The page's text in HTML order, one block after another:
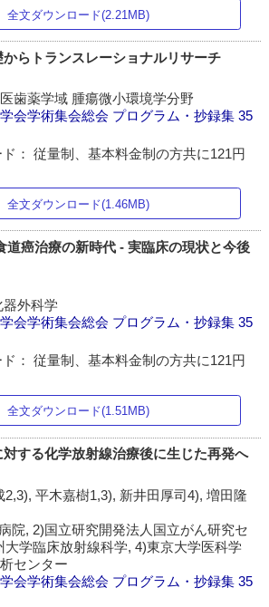
全文ダウンロード(2.21MB)
らトランスレーショナルリサーチ
歯薬学域 腫瘍微小環境学分野
会学術集会総会 プログラム・抄録集 35
： 従量制、基本料金制の方共に121円
全文ダウンロード(1.46MB)
道癌治療の新時代 - 実臨床の現状と今後
器外科学
会学術集会総会 プログラム・抄録集 35
： 従量制、基本料金制の方共に121円
全文ダウンロード(1.51MB)
する化学放射線治療後に生じた再発へ
平木嘉樹1,3), 新井田厚司4), 増田隆
院, 2)国立研究開発法人国立がん研究セ
大学臨床放射線科学, 4)東京大学医科学
センター
会学術集会総会 プログラム・抄録集 35